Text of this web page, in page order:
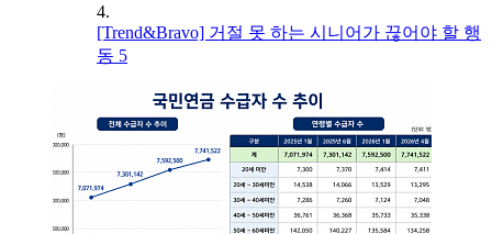
4.
[Trend&Bravo] 거절 못 하는 시니어가 끊어야 할 행
동 5